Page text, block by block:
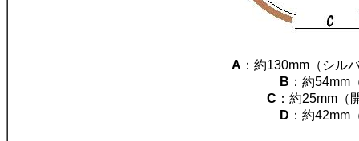
A ：約130mm（シル
B ：約54mm
C ：約25mm（
D ：約42mm